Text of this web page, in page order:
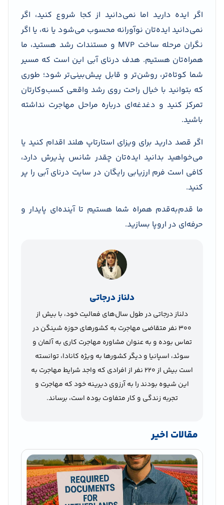
اگر ایده دارید اما نمی‌دانید از کجا شروع کنید، اگر
نمی‌دانید ایده‌تان نوآورانه محسوب می‌شود یا نه، یا اگر
نگران مرحله ساخت MVP و مستندات رشد هستید، ما
همراه‌تان هستیم. هدف درنای آبی این است که مسیر
شما کوتاه‌تر، روشن‌تر و قابل پیش‌بینی‌تر شود؛ طوری
که بتوانید با خیال راحت روی رشد واقعی کسب‌وکارتان
تمرکز کنید و دغدغه‌ای درباره مراحل مهاجرت نداشته
باشید.
اگر قصد دارید برای ویزای استارتاپ هلند اقدام کنید یا
می‌خواهید بدانید ایده‌تان چقدر شانس پذیرش دارد،
کافی است فرم ارزیابی رایگان در سایت درنای آبی را پر
کنید.
ما قدم‌به‌قدم همراه شما هستیم تا آینده‌ای پایدار و
حرفه‌ای در اروپا بسازید.
دلناز درجاتی
دلناز درجاتی در طول سال‌های فعالیت خود، با بیش از
300 نفر متقاضی مهاجرت به کشورهای حوزه شینگن در
تماس بوده و به عنوان مشاوره مهاجرت کاری به آلمان و
سوئد، اسپانیا و دیگر کشورها به ویژه کانادا، توانسته
است بیش از 220 نفر از افرادی که واجد شرایط مهاجرت به
این شیوه بودند را به آرزوی دیرینه خود که مهاجرت و
تجربه زندگی و کار متفاوت بوده است، برساند.
مقالات اخیر